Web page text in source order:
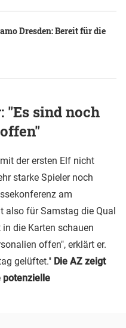
Dresden: Bereit für die
"Es sind noch
der ersten Elf nicht
starke Spieler noch
am
also für Samstag die Qual
die Karten schauen
offen", erklärt er.
gelüftet." Die AZ zeigt
potenzielle